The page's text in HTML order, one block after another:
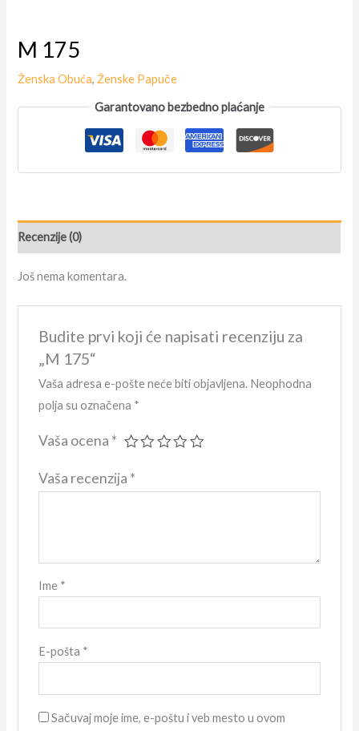
M 175
Ženska Obuća, Ženske Papuče
Garantovano bezbedno plaćanje
Recenzije (0)
Još nema komentara.
Budite prvi koji će napisati recenziju za
„M 175“
Vaša adresa e-pošte neće biti objavljena. Neophodna
polja su označena *
Vaša ocena *
Vaša recenzija *
Ime *
E-pošta *
Sačuvaj moje ime, e-poštu i veb mesto u ovom